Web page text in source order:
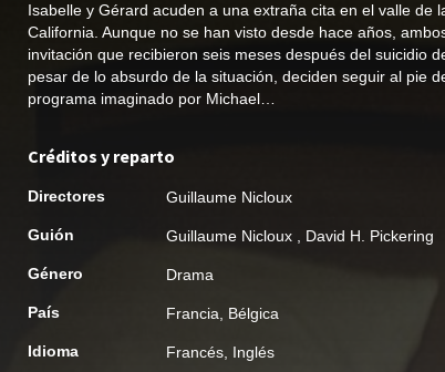
Isabelle y Gérard acuden a una extraña cita en el valle de
California. Aunque no se han visto desde hace años,
invitación que recibieron seis meses después del suicidio
pesar de lo absurdo de la situación, deciden seguir al pie
programa imaginado por Michael…
Créditos y reparto
Directores Guillaume Nicloux
Guión Guillaume Nicloux David H. Pickering
Género Drama
País Francia, Bélgica
Idioma Francés, Inglés